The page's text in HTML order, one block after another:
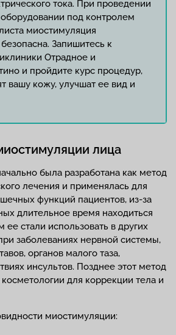
тока. При проведении
под контролем
миостимуляция
Запишитесь к
Отрадное и
и пройдите курс процедур,
вашу кожу, улучшат ее вид и
лица
была разработана как метод
лечения и применялась для
функций пациентов, из-за
длительное время находиться
ее стали использовать в других
заболеваниях нервной системы,
органов малого таза,
инсультов. Позднее этот метод
для коррекции тела и
миостимуляции: